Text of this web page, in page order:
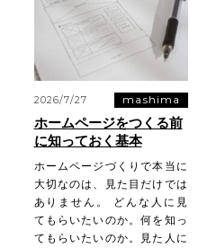
2026/7/27 mashima
ホームページをつくる前
に知っておく基本
ホームページづくりで本当に
大切なのは、見た目だけでは
ありません。 どんな人に見
てもらいたいのか。何を知っ
てもらいたいのか。見た人に